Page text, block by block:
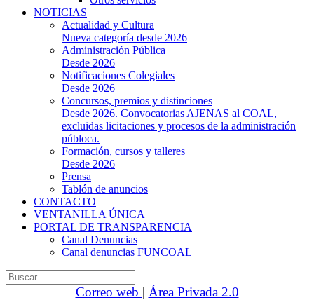
NOTICIAS
Actualidad y Cultura
Nueva categoría desde 2026
Administración Pública
Desde 2026
Notificaciones Colegiales
Desde 2026
Concursos, premios y distinciones
Desde 2026. Convocatorias AJENAS al COAL,
excluidas licitaciones y procesos de la administración
públoca.
Formación, cursos y talleres
Desde 2026
Prensa
Tablón de anuncios
CONTACTO
VENTANILLA ÚNICA
PORTAL DE TRANSPARENCIA
Canal Denuncias
Canal denuncias FUNCOAL
Buscar:
Correo web | Área Privada 2.0